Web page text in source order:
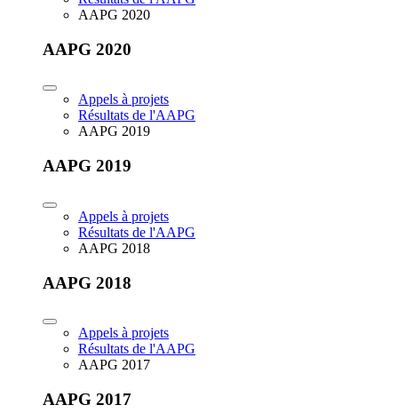
AAPG 2020
AAPG 2020
Appels à projets
Résultats de l'AAPG
AAPG 2019
AAPG 2019
Appels à projets
Résultats de l'AAPG
AAPG 2018
AAPG 2018
Appels à projets
Résultats de l'AAPG
AAPG 2017
AAPG 2017